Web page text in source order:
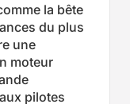
la bête
du plus
une
moteur
pilotes